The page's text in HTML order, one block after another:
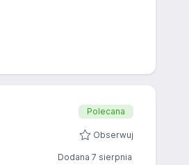
Polecana
Obserwuj
Dodana 7 sierpnia